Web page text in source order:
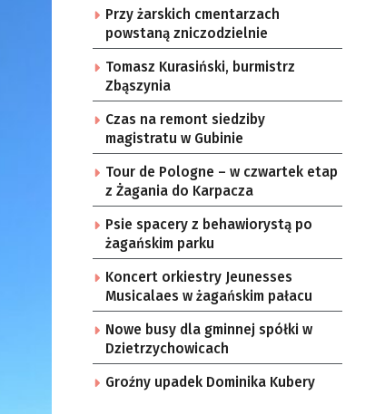
Przy żarskich cmentarzach
powstaną zniczodzielnie
Tomasz Kurasiński, burmistrz
Zbąszynia
Czas na remont siedziby
magistratu w Gubinie
Tour de Pologne – w czwartek etap
z Żagania do Karpacza
Psie spacery z behawiorystą po
żagańskim parku
Koncert orkiestry Jeunesses
Musicalaes w żagańskim pałacu
Nowe busy dla gminnej spółki w
Dzietrzychowicach
Groźny upadek Dominika Kubery